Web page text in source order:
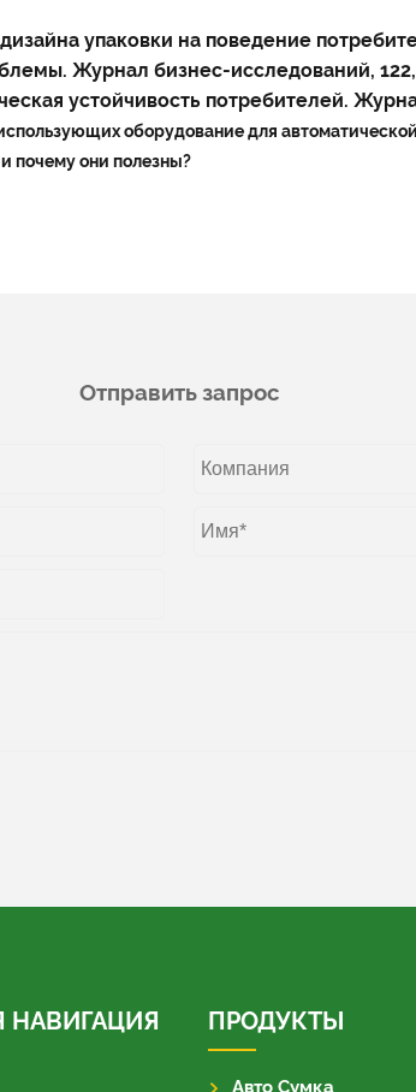
упаковки на поведение
Журнал бизнес-исследований, 122,
устойчивость потребителей.
оборудование для
почему они полезны?
Отправить запрос
НАВИГАЦИЯ ПРОДУКТЫ
Авто Сумка